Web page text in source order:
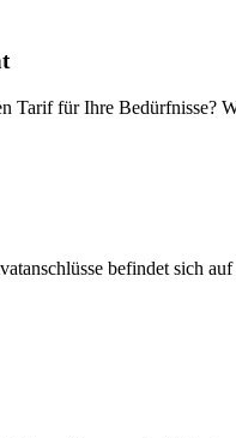
Tarif für Ihre Bedürfnisse?
befindet sich